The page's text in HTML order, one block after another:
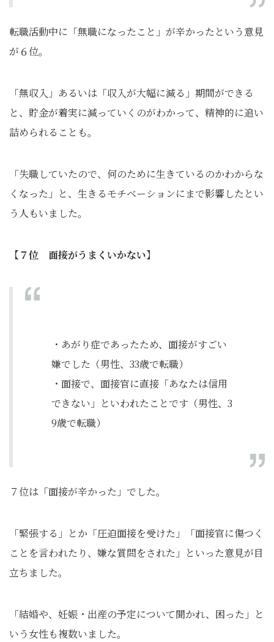
転職活動中に「無職になったこと」が辛かったという意見
が６位。
「無収入」あるいは「収入が大幅に減る」期間ができる
と、貯金が着実に減っていくのがわかって、精神的に追い
詰められることも。
「失職していたので、何のために生きているのかわからな
くなった」と、生きるモチベーションにまで影響したとい
う人もいました。
【７位 面接がうまくいかない】
・あがり症であったため、面接がすごい
嫌でした（男性、33歳で転職）
・面接で、面接官に直接「あなたは信用
できない」といわれたことです（男性、3
9歳で転職）
７位は「面接が辛かった」でした。
「緊張する」とか「圧迫面接を受けた」「面接官に傷つく
ことを言われたり、嫌な質問をされた」といった意見が目
立ちました。
「結婚や、妊娠・出産の予定について聞かれ、困った」と
いう女性も複数いました。